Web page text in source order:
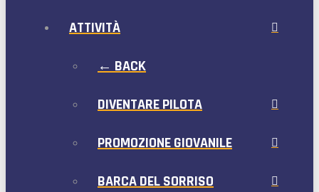
ATTIVITÀ
← BACK
DIVENTARE PILOTA
PROMOZIONE GIOVANILE
BARCA DEL SORRISO